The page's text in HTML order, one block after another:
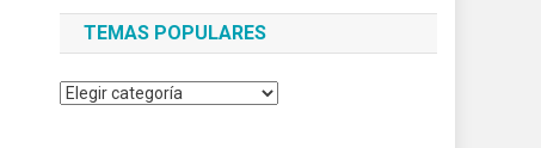
TEMAS POPULARES
Temas